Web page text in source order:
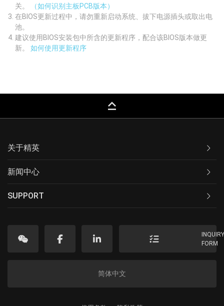
关。
（如何识别主板PCB版本）
在BIOS更新过程中，请勿重新启动系统、拔下电源插头或取出电
池。
建议使用BIOS安装包中所含的更新程序，配合该BIOS版本做更
新。 如何使用更新程序
keyboard_capslock
关于精英
新闻中心
SUPPORT
FORM
简体中文